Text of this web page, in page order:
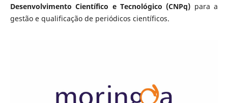
Desenvolvimento Científico e Tecnológico (CNPq) para a
gestão e qualificação de periódicos científicos.